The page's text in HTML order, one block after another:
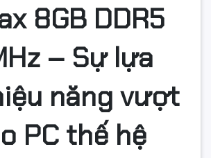
8GB DDR5
– Sự lựa
năng vượt
PC thế hệ